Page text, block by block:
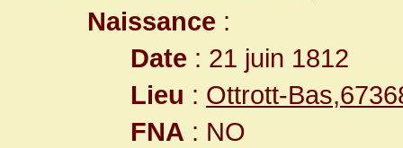
Naissance :
Date : 21 juin 1812
Lieu : Ottrott-
FNA : NO